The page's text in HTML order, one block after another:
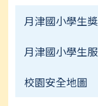
月津國小學生
月津國小學生
校園安全地圖